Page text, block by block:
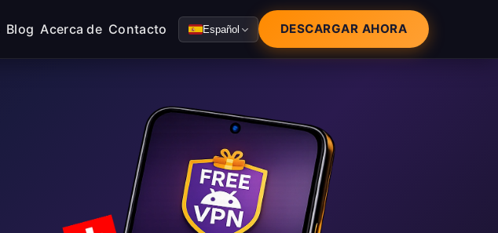
Blog Acerca de Contacto Español DESCARGAR AHORA